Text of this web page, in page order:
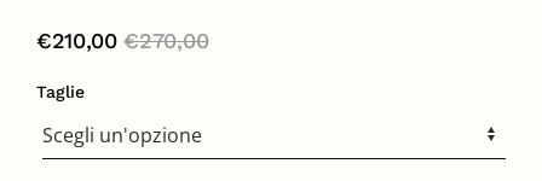
€210,00 €270,00
Taglie